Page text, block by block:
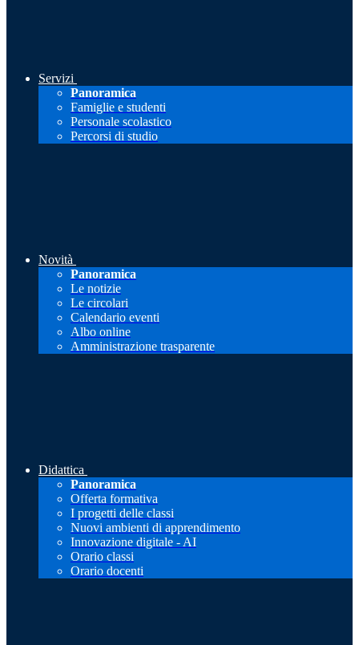
Servizi
Panoramica
Famiglie e studenti
Personale scolastico
Percorsi di studio
Novità
Panoramica
Le notizie
Le circolari
Calendario eventi
Albo online
Amministrazione trasparente
Didattica
Panoramica
Offerta formativa
I progetti delle classi
Nuovi ambienti di apprendimento
Innovazione digitale - AI
Orario classi
Orario docenti